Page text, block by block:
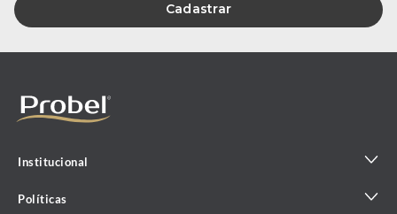
Cadastrar
Institucional
Políticas